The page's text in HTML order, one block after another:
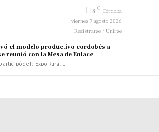
8 C Córdoba
viernes 7 agosto 2026
Registrarse / Unirse
el modelo productivo cordobés a
reunió con la Mesa de Enlace
de la Expo Rural...